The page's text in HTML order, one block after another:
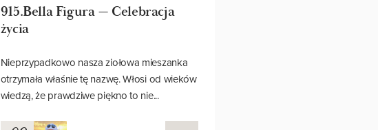
915.Bella Figura — Celebracja
życia
Nieprzypadkowo nasza ziołowa mieszanka
otrzymała właśnie tę nazwę. Włosi od wieków
wiedzą, że prawdziwe piękno to nie...